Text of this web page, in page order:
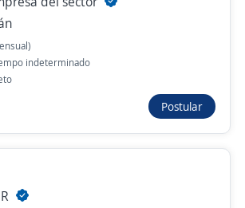
Ferretero del Sureste
indeterminado
Postular